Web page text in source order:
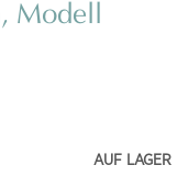
Modell
AUF LAGER